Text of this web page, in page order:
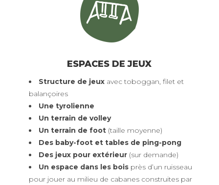
ESPACES DE JEUX
Structure de jeuxavec toboggan, filet et
balançoires
Une tyrolienne
Un terrain de volley
Un terrain de foot(taille moyenne)
Des baby-foot et tables de ping-pong
Des jeux pour extérieur(sur demande)
Un espace dans les boisprès d’un ruisseau
pour jouer au milieu de cabanes construites par